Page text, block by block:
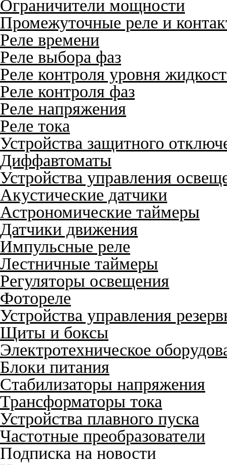
Ограничители мощности
Промежуточные реле и
Реле времени
Реле выбора фаз
Реле контроля уровня
Реле контроля фаз
Реле напряжения
Реле тока
Устройства защитного
Диффавтоматы
Устройства управления
Акустические датчики
Астрономические таймеры
Датчики движения
Импульсные реле
Лестничные таймеры
Регуляторы освещения
Фотореле
Устройства управления
Щиты и боксы
Электротехническое
Блоки питания
Стабилизаторы напряжения
Трансформаторы тока
Устройства плавного пуска
Частотные преобразователи
Подписка на новости